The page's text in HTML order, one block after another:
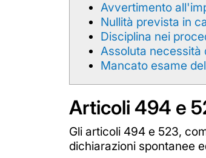
Avvertimento
Nullità prevista in
Disciplina nei
Assoluta necessità
Mancato esame
Articoli 494 e
Gli articoli 494 e 523,
dichiarazioni spontanee